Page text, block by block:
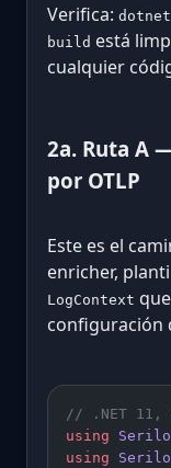
Verifica:
build está
cualquier
2a. Ruta A
por OTLP
Este es el
enricher,
LogContext
configuración
// .NET 11,
using
using